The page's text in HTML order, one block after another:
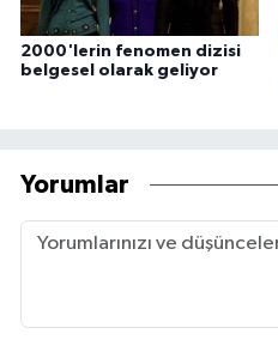
2000'lerin fenomen dizisi
belgesel olarak geliyor
Yorumlar